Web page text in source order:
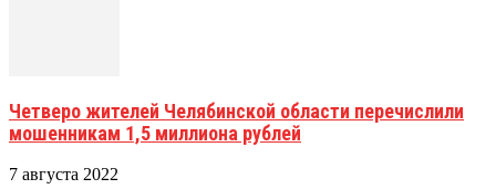
Четверо жителей Челябинской области перечислили
мошенникам 1,5 миллиона рублей
7 августа 2022